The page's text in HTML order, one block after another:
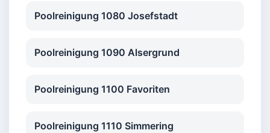
Poolreinigung 1080 Josefstadt
Poolreinigung 1090 Alsergrund
Poolreinigung 1100 Favoriten
Poolreinigung 1110 Simmering